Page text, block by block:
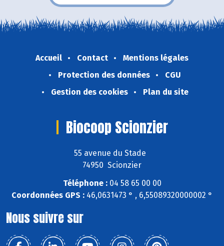
Accueil Contact
Mentions légales
Protection des données
CGU
Gestion des cookies
Plan du site
Biocoop Scionzier
55 avenue du Stade
74950 Scionzier
Téléphone :04 58 65 00 00
Coordonnées GPS : 46,0631473 ° , 6,55089320000002 °
Nous suivre sur